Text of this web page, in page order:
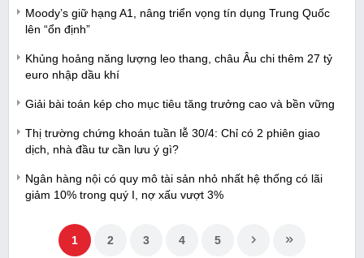
Moody’s giữ hạng A1, nâng triển vọng tín dụng Trung Quốc
lên “ổn định”
Khủng hoảng năng lượng leo thang, châu Âu chi thêm 27 tỷ
euro nhập dầu khí
Giải bài toán kép cho mục tiêu tăng trưởng cao và bền vững
Thị trường chứng khoán tuần lễ 30/4: Chỉ có 2 phiên giao
dịch, nhà đầu tư cần lưu ý gì?
Ngân hàng nội có quy mô tài sản nhỏ nhất hệ thống có lãi
giảm 10% trong quý I, nợ xấu vượt 3%
1 2 3 4 5